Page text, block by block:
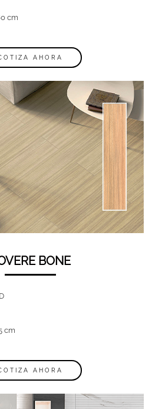
cm
AHORA
BONE
cm
AHORA